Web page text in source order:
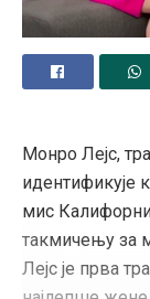
Монро Лејс,
идентификује
мис
такмичењу за
Лејс је прва